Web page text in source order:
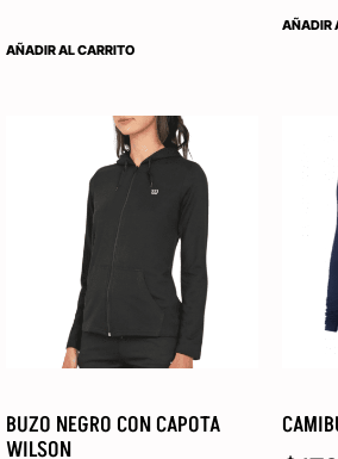
AÑADIR AL CARRITO
AÑADIR
BUZO NEGRO CON CAPOTA
WILSON